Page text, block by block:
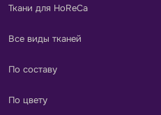
Ткани для HoReCa
Все виды тканей
По составу
По цвету